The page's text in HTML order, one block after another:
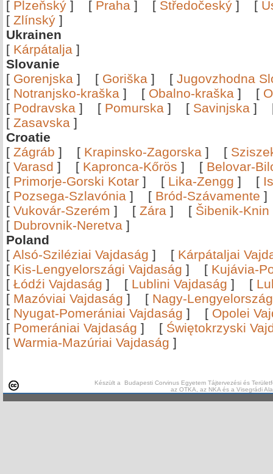
[ Plzeňský ] [ Praha ] [ Středočeský ] [
[ Zlínský ]
Ukrainen
[ Kárpátalja ]
Slovanie
[ Gorenjska ] [ Goriška ] [ Jugovzhodna
[ Notranjsko-kraška ] [ Obalno-kraška ] [
[ Podravska ] [ Pomurska ] [ Savinjska ]
[ Zasavska ]
Croatie
[ Zágráb ] [ Krapinsko-Zagorska ] [
[ Varasd ] [ Kapronca-Kőrös ] [ Belovar-
[ Primorje-Gorski Kotar ] [ Lika-Zengg ] [
[ Pozsega-Szlavónia ] [ Bród-Szávamente
[ Vukovár-Szerém ] [ Zára ] [ Šibenik-Knin
[ Dubrovnik-Neretva ]
Poland
[ Alsó-Sziléziai Vajdaság ] [ Kárpátaljai
[ Kis-Lengyelországi Vajdaság ] [ Kujávia-
[ Łódźi Vajdaság ] [ Lublini Vajdaság ] [
[ Mazóviai Vajdaság ] [ Nagy-
[ Nyugat-Pomerániai Vajdaság ] [ Opolei
[ Pomerániai Vajdaság ] [ Świętokrzyski
[ Warmia-Mazúriai Vajdaság ]
Készült a Budapesti Corvinus Egyetem Tájtervezési és
az OTKA, az NKA és a Visegrádi